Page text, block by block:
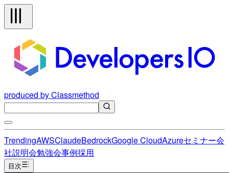
produced by Classmethod
TrendingAWSClaudeBedrockGoogle CloudAzureセミナー会
社説明会勉強会事例採用
目次